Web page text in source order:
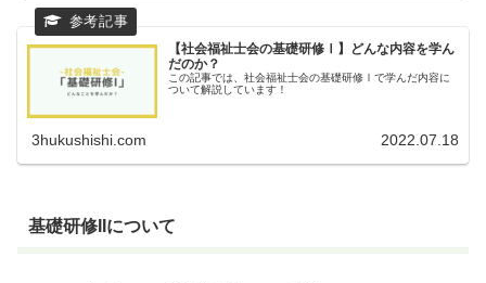
【社会福祉士会の基礎研修Ⅰ】どんな内容を学ん
だのか？
この記事では、社会福祉士会の基礎研修Ⅰで学んだ内容に
ついて解説しています！
3hukushishi.com 2022.07.18
基礎研修IIについて